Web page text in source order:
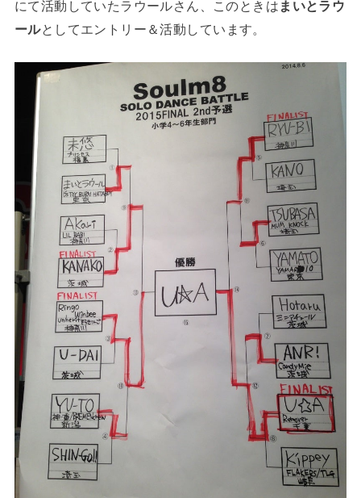
にて活動していたラウールさん、このときは まいとラウ
ールとしてエントリー＆活動しています。